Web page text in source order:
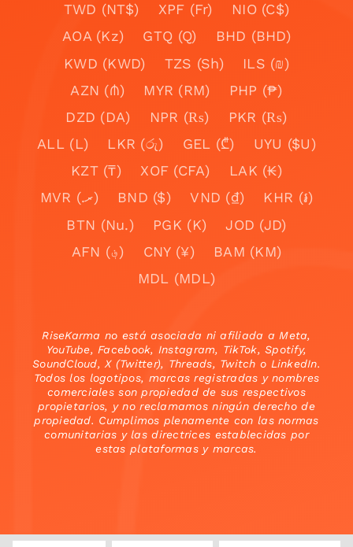
TWD (NT$)
XPF (Fr)
NIO (C$)
AOA (Kz)
GTQ (Q)
BHD (BHD)
KWD (KWD)
TZS (Sh)
ILS (₪)
AZN (₼)
MYR (RM)
PHP (₱)
DZD (DA)
NPR (₨)
PKR (₨)
ALL (L)
LKR (රු) GEL (₾)
UYU ($U)
KZT (₸)
XOF (CFA)
LAK (₭)
MVR (.ރ)
BND ($) VND (₫)
KHR (៛)
BTN (Nu.)
PGK (K)
JOD (JD)
AFN (؋)
CNY (¥)
BAM (KM)
MDL (MDL)
RiseKarma no está asociada ni afiliada a Meta,
YouTube, Facebook, Instagram, TikTok, Spotify,
SoundCloud, X (Twitter), Threads, Twitch o LinkedIn.
Todos los logotipos, marcas registradas y nombres
comerciales son propiedad de sus respectivos
propietarios, y no reclamamos ningún derecho de
propiedad. Cumplimos plenamente con las normas
comunitarias y las directrices establecidas por
estas plataformas y marcas.